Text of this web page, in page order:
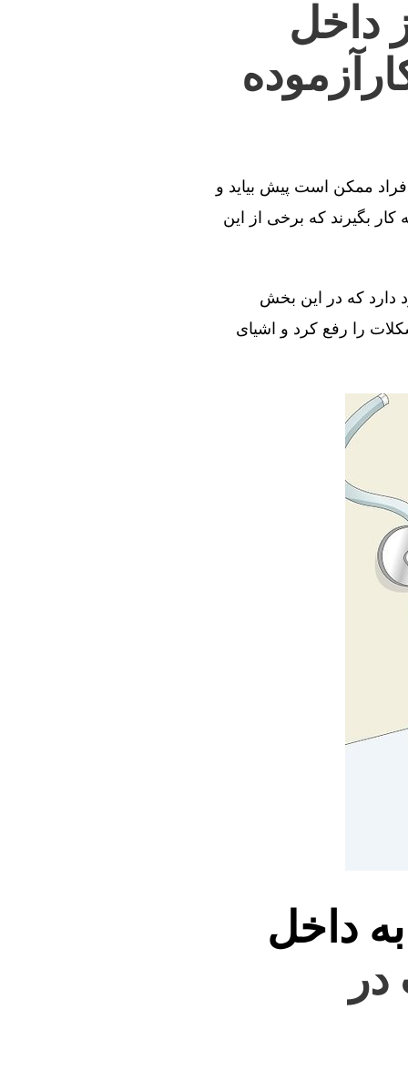
داخل
ممکن است پیش بیاید و
بگیرند که برخی از این
دارد که در این بخش
را رفع کرد و اشیای
داخل